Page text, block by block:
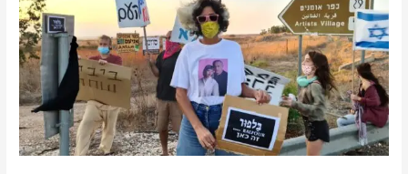
שמתחבאת
במוצרי
הצריכה
שלנו